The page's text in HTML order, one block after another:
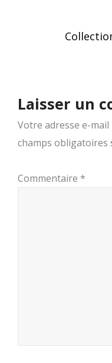
Laisser un
Votre adresse e-
champs obligatoires
Commentaire *